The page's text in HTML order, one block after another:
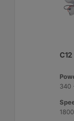
C12
340